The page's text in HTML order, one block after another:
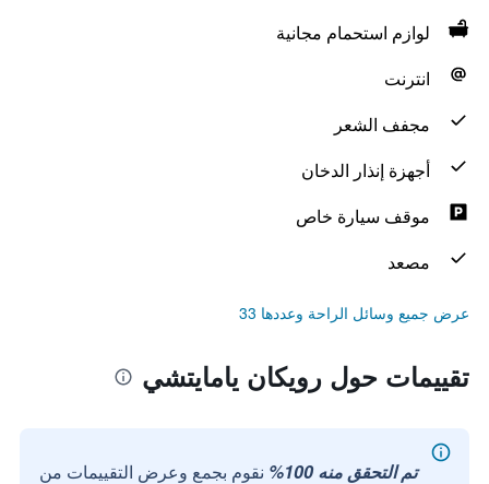
لوازم استحمام مجانية
انترنت
مجفف الشعر
أجهزة إنذار الدخان
موقف سيارة خاص
مصعد
عرض جميع وسائل الراحة وعددها 33
تقييمات حول رويكان يامايتشي
تم التحقق منه 100% نقوم بجمع وعرض التقييمات من